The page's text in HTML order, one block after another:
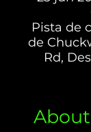
Pista de
de
Rd,